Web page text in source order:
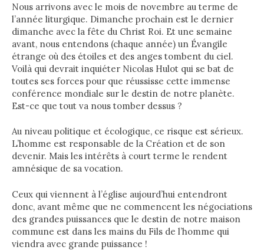
Nous arrivons avec le mois de novembre au terme de
l’année liturgique. Dimanche prochain est le dernier
dimanche avec la fête du Christ Roi. Et une semaine
avant, nous entendons (chaque année) un Évangile
étrange où des étoiles et des anges tombent du ciel.
Voilà qui devrait inquiéter Nicolas Hulot qui se bat de
toutes ses forces pour que réussisse cette immense
conférence mondiale sur le destin de notre planète.
Est-ce que tout va nous tomber dessus ?
Au niveau politique et écologique, ce risque est sérieux.
L’homme est responsable de la Création et de son
devenir. Mais les intérêts à court terme le rendent
amnésique de sa vocation.
Ceux qui viennent à l’église aujourd’hui entendront
donc, avant même que ne commencent les négociations
des grandes puissances que le destin de notre maison
commune est dans les mains du Fils de l’homme qui
viendra avec grande puissance !